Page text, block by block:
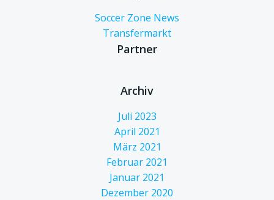
Soccer Zone News
Transfermarkt
Partner
Archiv
Juli 2023
April 2021
März 2021
Februar 2021
Januar 2021
Dezember 2020